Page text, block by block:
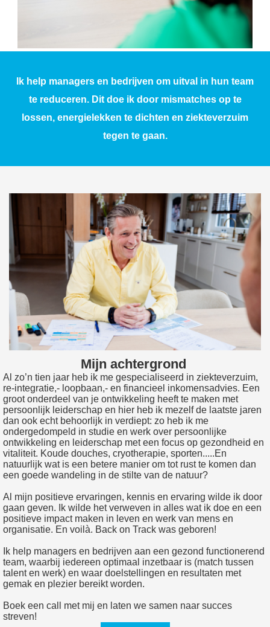
Ik help managers en bedrijven om uitval in hun team
te reduceren. Dit doe ik door mismatches op te
lossen, energielekken te dichten en ziekteverzuim
tegen te gaan.
Mijn achtergrond
Al zo’n tien jaar heb ik me gespecialiseerd in ziekteverzuim,
re-integratie,- loopbaan,- en financieel inkomensadvies. Een
groot onderdeel van je ontwikkeling heeft te maken met
persoonlijk leiderschap en hier heb ik mezelf de laatste jaren
dan ook echt behoorlijk in verdiept: zo heb ik me
ondergedompeld in studie en werk over persoonlijke
ontwikkeling en leiderschap met een focus op gezondheid en
vitaliteit. Koude douches, cryotherapie, sporten.....En
natuurlijk wat is een betere manier om tot rust te komen dan
een goede wandeling in de stilte van de natuur?
Al mijn positieve ervaringen, kennis en ervaring wilde ik door
gaan geven. Ik wilde het verweven in alles wat ik doe en een
positieve impact maken in leven en werk van mens en
organisatie. En voilà. Back on Track was geboren!
Ik help managers en bedrijven aan een gezond functionerend
team, waarbij iedereen optimaal inzetbaar is (match tussen
talent en werk) en waar doelstellingen en resultaten met
gemak en plezier bereikt worden.
Boek een call met mij en laten we samen naar succes
streven!